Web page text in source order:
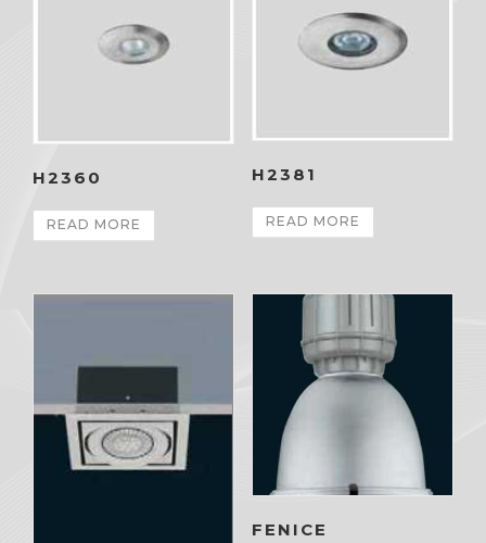
H2360
READ MORE
H2381
READ MORE
FENICE